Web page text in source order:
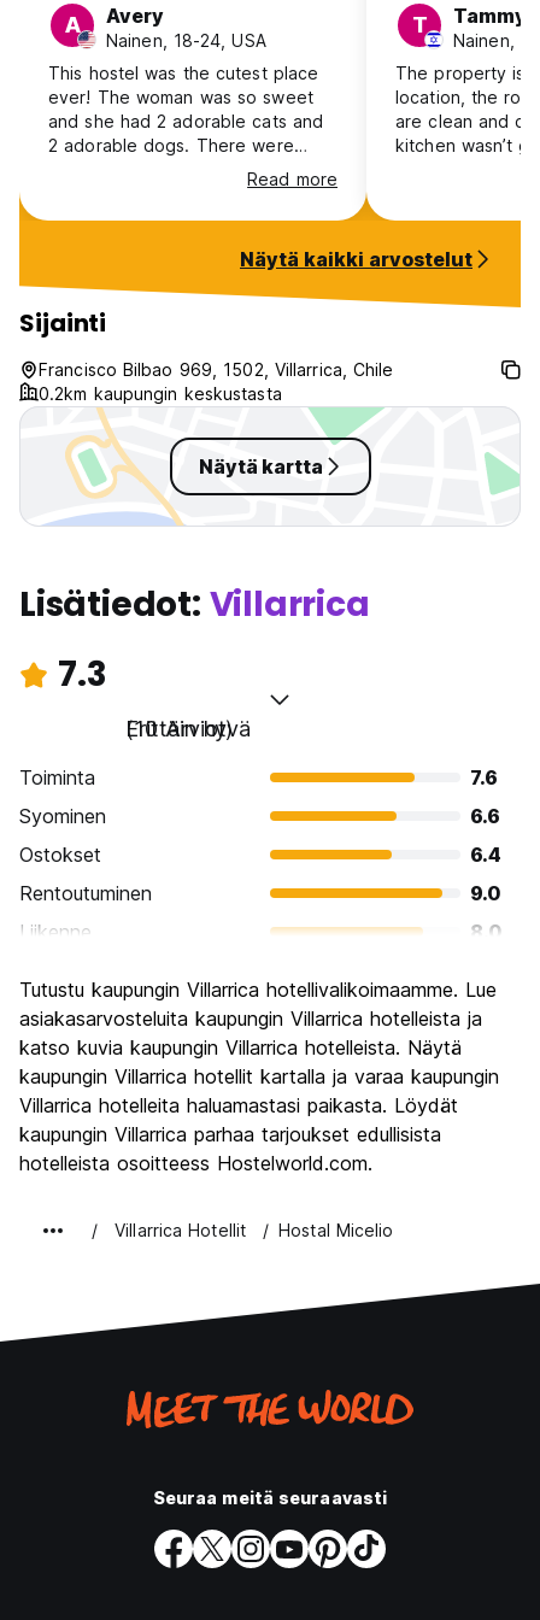
A Avery
Nainen, 18-24, USA
This hostel was the cutest place
ever! The woman was so sweet
and she had 2 adorable cats and
2 adorable dogs. There were
great, relaxing common areas on
each floor, enough bathrooms for
the number of people, and the
everything needed for cooking.
The host was so generous and
welcoming and it was the most
relaxing weekend ever. Loved this
place
Read more
T Tammy
Nainen,
The property is
location, the
are clean and
kitchen wasn’t
sleep I would
wouldn’t
Näytä kaikki arvostelut
Sijainti
Francisco Bilbao 969, 1502, Villarrica, Chile
0.2km kaupungin keskustasta
Näytä kartta
Lisätiedot: Villarrica
7.3
Erittäin hyvä
(10 Arviot)
Toiminta
7.6
Syominen
6.6
Ostokset
6.4
Rentoutuminen
9.0
Liikenne
8.0
Kulttuuri
6.8
Yöelämä
Rahanarvoinen
6.6
Tutustu kaupungin Villarrica hotellivalikoimaamme. Lue
asiakasarvosteluita kaupungin Villarrica hotelleista ja
katso kuvia kaupungin Villarrica hotelleista. Näytä
kaupungin Villarrica hotellit kartalla ja varaa kaupungin
Villarrica hotelleita haluamastasi paikasta. Löydät
kaupungin Villarrica parhaa tarjoukset edullisista
hotelleista osoitteess Hostelworld.com.
Villarrica Hotellit Hostal Micelio
Seuraa meitä seuraavasti